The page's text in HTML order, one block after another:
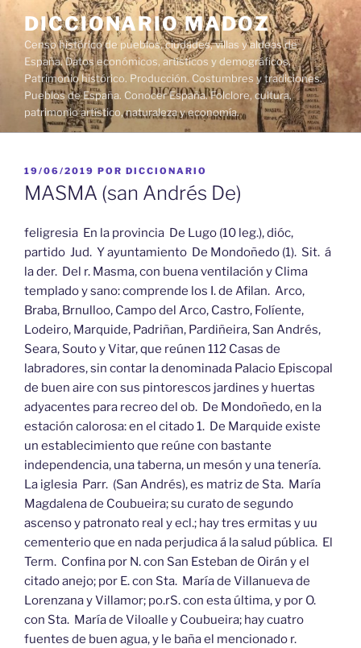
contenido
DICCIONARIO MADOZ
Censo histórico de pueblos, ciudades, villas y aldeas de
España. Datos económicos, artísticos y demográficos.
Patrimonio histórico. Producción. Costumbres y tradiciones.
Pueblos de España. Conocer España. Folclore, cultura,
patrimonio artístico, naturaleza y economía.
PUBLICADO
EL
19/06/2019 POR DICCIONARIO
MASMA (san Andrés De)
feligresia En la provincia De Lugo (10 leg.), dióc,
partido Jud. Y ayuntamiento De Mondoñedo (1). Sit. á
la der. Del r. Masma, con buena ventilación y Clima
templado y sano: comprende los I. de Afilan. Arco,
Braba, Brnulloo, Campo del Arco, Castro, Folíente,
Lodeiro, Marquide, Padriñan, Pardiñeira, San Andrés,
Seara, Souto y Vitar, que reúnen 112 Casas de
labradores, sin contar la denominada Palacio Episcopal
de buen aire con sus pintorescos jardines y huertas
adyacentes para recreo del ob. De Mondoñedo, en la
estación calorosa: en el citado 1. De Marquide existe
un establecimiento que reúne con bastante
independencia, una taberna, un mesón y una tenería.
La iglesia Parr. (San Andrés), es matriz de Sta. María
Magdalena de Coubueira; su curato de segundo
ascenso y patronato real y ecl.; hay tres ermitas y uu
cementerio que en nada perjudica á la salud pública. El
Term. Confina por N. con San Esteban de Oirán y el
citado anejo; por E. con Sta. María de Villanueva de
Lorenzana y Villamor; po.rS. con esta última, y por O.
con Sta. María de Viloalle y Coubueira; hay cuatro
fuentes de buen agua, y le baña el mencionado r.